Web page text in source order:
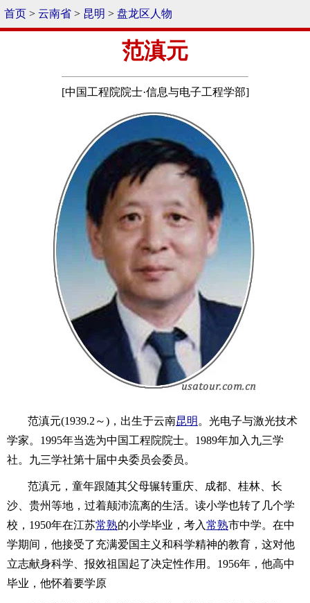
首页 > 云南省 > 昆明 > 盘龙区人物
范滇元
[中国工程院院士·信息与电子工程学部]
范滇元(1939.2～)，出生于云南昆明 。光电子与激光技术
学家。1995年当选为中国工程院院士。1989年加入九三学
社。九三学社第十届中央委员会委员。
范滇元，童年跟随其父母辗转重庆、成都、桂林、长
沙、贵州等地，过着颠沛流离的生活。读小学也转了几个学
校，1950年在江苏常熟的小学毕业，考入常熟市中学。在中
学期间，他接受了充满爱国主义和科学精神的教育，这对他
立志献身科学、报效祖国起了决定性作用。1956年，他高中
毕业，他怀着要学原